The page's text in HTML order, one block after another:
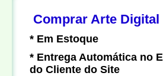
Comprar Arte
* Em Estoque
* Entrega Automática no
do Cliente do Site